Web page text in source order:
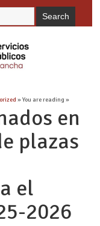
» You are reading »
en
plazas
el
2026